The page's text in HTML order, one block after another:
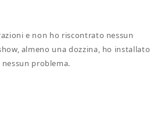
e non ho riscontrato nessun
almeno una dozzina, ho installato
problema.